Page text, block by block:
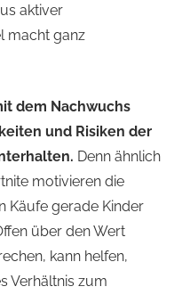
aktiver
macht ganz
dem Nachwuchs
und Risiken der
Denn ähnlich
motivieren die
Käufe gerade Kinder
über den Wert
kann helfen,
Verhältnis zum